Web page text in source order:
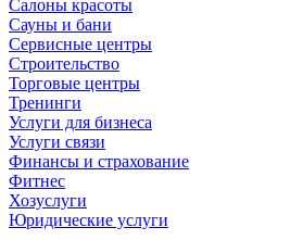
Салоны красоты
Сауны и бани
Сервисные центры
Строительство
Торговые центры
Тренинги
Услуги для бизнеса
Услуги связи
Финансы и страхование
Фитнес
Хозуслуги
Юридические услуги